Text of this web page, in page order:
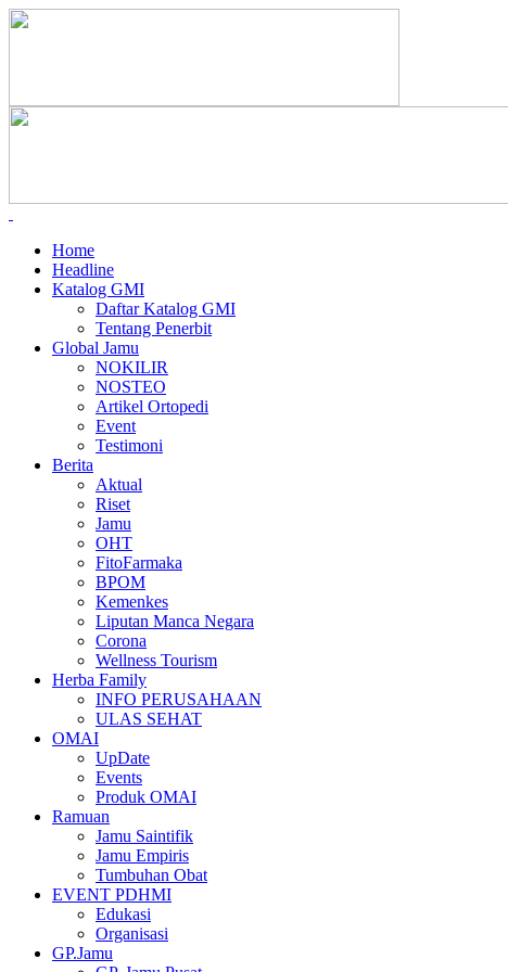
Home
Headline
Katalog GMI
Daftar Katalog GMI
Tentang Penerbit
Global Jamu
NOKILIR
NOSTEO
Artikel Ortopedi
Event
Testimoni
Berita
Aktual
Riset
Jamu
OHT
FitoFarmaka
BPOM
Kemenkes
Liputan Manca Negara
Corona
Wellness Tourism
Herba Family
INFO PERUSAHAAN
ULAS SEHAT
OMAI
UpDate
Events
Produk OMAI
Ramuan
Jamu Saintifik
Jamu Empiris
Tumbuhan Obat
EVENT PDHMI
Edukasi
Organisasi
GP.Jamu